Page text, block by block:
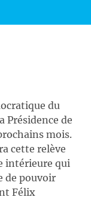
du
Présidence de
mois.
cette relève
intérieure qui
de pouvoir
Félix